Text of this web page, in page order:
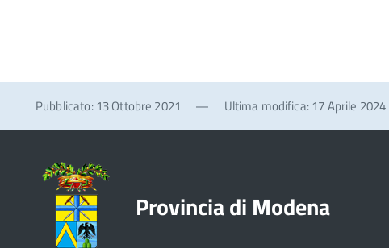
Pubblicato: 13 Ottobre 2021 — Ultima modifica: 17 Aprile 2024
Provincia di Modena